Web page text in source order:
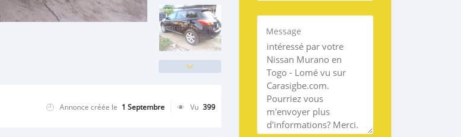
Annonce créée le 1 Septembre Vu 399
Message